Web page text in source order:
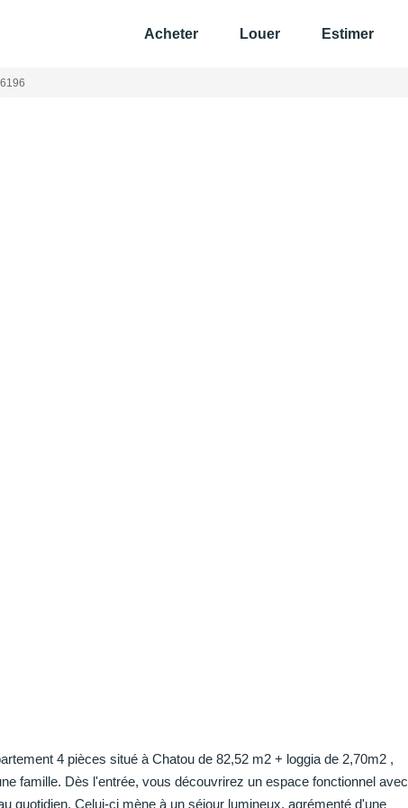
Acheter Louer Estimer
4 pièces situé à Chatou de 82,52 m2 + loggia de 2,70m2 ,
famille. Dès l'entrée, vous découvrirez un espace fonctionnel avec
quotidien. Celui-ci mène à un séjour lumineux, agrémenté d'une